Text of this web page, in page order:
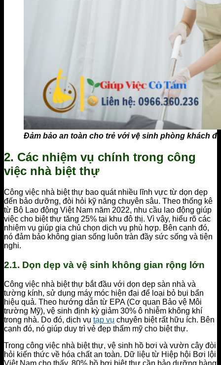
Đảm bảo an toàn cho trẻ với vệ sinh phòng khách
2. Các nhiệm vụ chính trong công
việc nhà biệt thự
Công việc nhà biệt thự bao quát nhiều lĩnh vực từ dọn dẹp
đến bảo dưỡng, đòi hỏi kỹ năng chuyên sâu. Theo thống kê
từ Bộ Lao động Việt Nam năm 2022, nhu cầu lao động giúp
việc cho biệt thự tăng 25% tại khu đô thị. Vì vậy, hiểu rõ các
nhiệm vụ giúp gia chủ chọn dịch vụ phù hợp. Bên cạnh đó,
nó đảm bảo không gian sống luôn tràn đầy sức sống và tiện
nghi.
2.1. Dọn dẹp và vệ sinh không gian rộng lớn
Công việc nhà biệt thự bắt đầu với dọn dẹp sàn nhà và
tường kính, sử dụng máy móc hiện đại để loại bỏ bụi bẩn
hiệu quả. Theo hướng dẫn từ EPA (Cơ quan Bảo vệ Môi
trường Mỹ), vệ sinh định kỳ giảm 30% ô nhiễm không khí
trong nhà. Do đó, dịch vụ tạp vụ chuyên biệt rất hữu ích. Bên
cạnh đó, nó giúp duy trì vẻ đẹp thẩm mỹ cho biệt thự.
Trong công việc nhà biệt thự, vệ sinh hồ bơi và vườn cây đòi
hỏi kiến thức về hóa chất an toàn. Dữ liệu từ Hiệp hội Bơi lội
Việt Nam cho thấy, 80% hồ bơi biệt thự cần bảo dưỡng hàng